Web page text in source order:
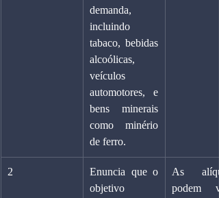
demanda,
incluindo
tabaco, bebidas
alcoólicas,
veículos
automotores, e
bens minerais
como minério
de ferro.
2
Enuncia que o
objetivo
As
podem